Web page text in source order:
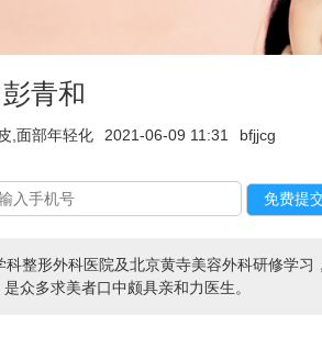
彭青和
,面部年轻化 2021-06-09 11:31 bfjjcg
整形外科医院及北京黄寺美容外科研修学
众多求美者口中颇具亲和力医生。